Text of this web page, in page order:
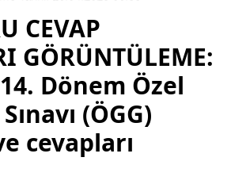
CEVAP
GÖRÜNTÜLEME:
Dönem Özel
(ÖGG)
cevapları